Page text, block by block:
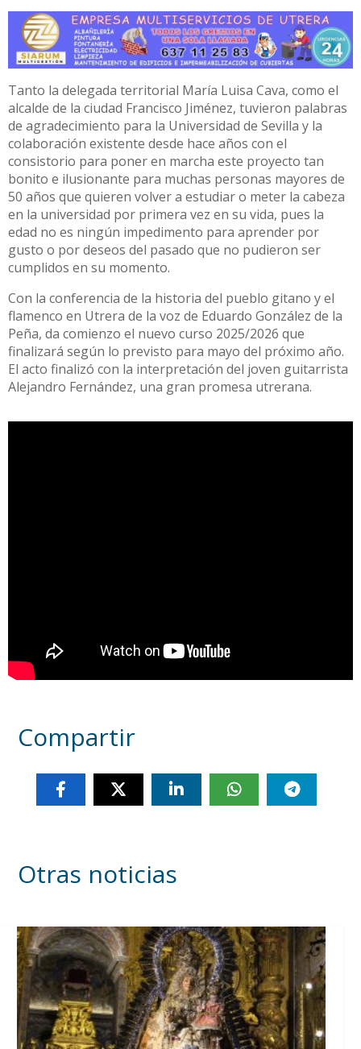
Tanto la delegada territorial María Luisa Cava, como el
alcalde de la ciudad Francisco Jiménez, tuvieron palabras
de agradecimiento para la Universidad de Sevilla y la
colaboración existente desde hace años con el
consistorio para poner en marcha este proyecto tan
bonito e ilusionante para muchas personas mayores de
50 años que quieren volver a estudiar o meter la cabeza
en la universidad por primera vez en su vida, pues la
edad no es ningún impedimento para aprender por
gusto o por deseos del pasado que no pudieron ser
cumplidos en su momento.
Con la conferencia de la historia del pueblo gitano y el
flamenco en Utrera de la voz de Eduardo González de la
Peña, da comienzo el nuevo curso 2025/2026 que
finalizará según lo previsto para mayo del próximo año.
El acto finalizó con la interpretación del joven guitarrista
Alejandro Fernández, una gran promesa utrerana.
Compartir
Otras noticias